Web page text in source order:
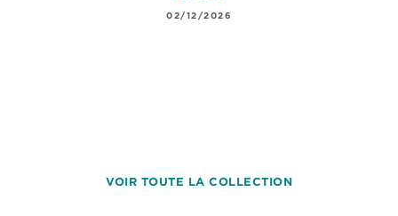
02/12/2026
VOIR TOUTE LA COLLECTION